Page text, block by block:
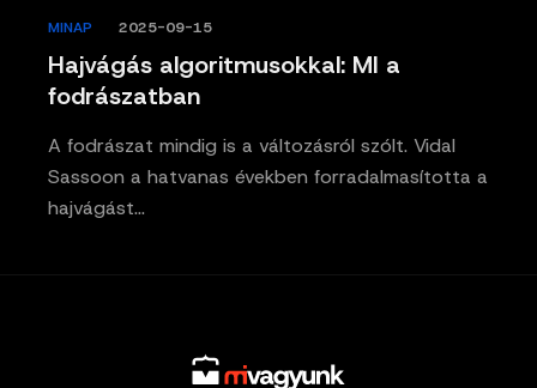
Hajvágás algoritmusokkal: MI a
fodrászatban
MINAP 2025-09-15
A fodrászat mindig is a változásról szólt. Vidal
Sassoon a hatvanas években forradalmasította a
hajvágást…